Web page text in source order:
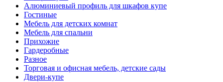
Алюминиевый профиль для шкафов купе
Гостиные
Мебель для детских комнат
Мебель для спальни
Прихожие
Гардеробные
Разное
Торговая и офисная мебель, детские сады
Двери-купе